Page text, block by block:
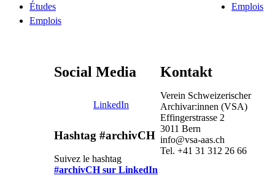
Études
Emplois
Emplois
Social Media
LinkedIn
Hashtag #archivCH
Suivez le hashtag
#archivCH sur LinkedIn
Kontakt
Verein Schweizerischer
Archivar:innen (VSA)
Effingerstrasse 2
3011 Bern
info@vsa-aas.ch
Tel. +41 31 312 26 66